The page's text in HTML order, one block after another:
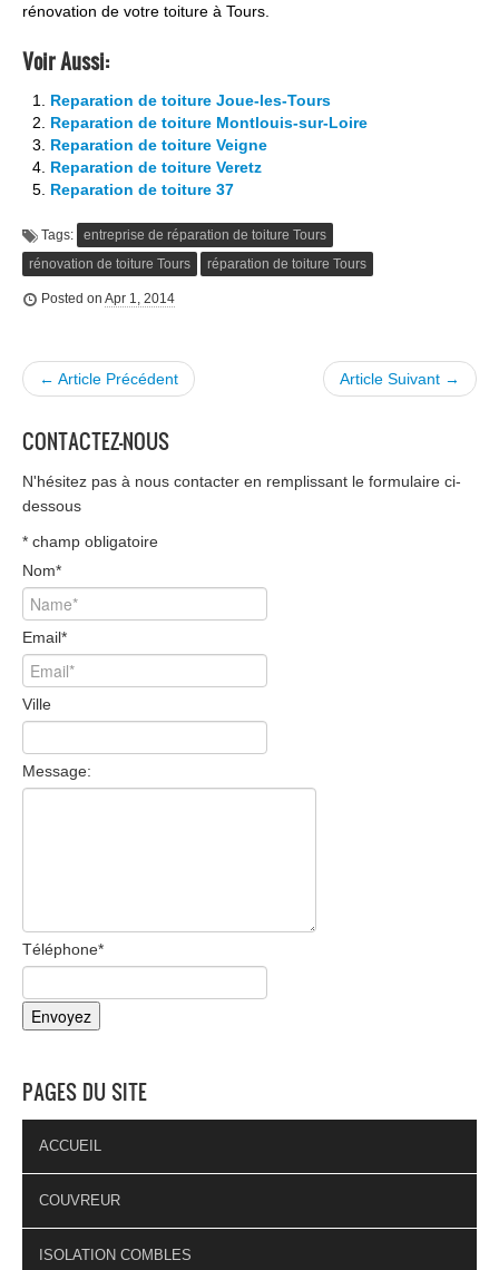
rénovation de votre toiture à Tours.
Voir Aussi:
Reparation de toiture Joue-les-Tours
Reparation de toiture Montlouis-sur-Loire
Reparation de toiture Veigne
Reparation de toiture Veretz
Reparation de toiture 37
Tags:
entreprise de réparation de toiture Tours
rénovation de toiture Tours
réparation de toiture Tours
Posted on Apr 1, 2014
← Article Précédent Article Suivant →
CONTACTEZ-NOUS
N'hésitez pas à nous contacter en remplissant le formulaire ci-
dessous
* champ obligatoire
Nom*
Email*
Ville
Message:
Téléphone*
PAGES DU SITE
ACCUEIL
COUVREUR
ISOLATION COMBLES